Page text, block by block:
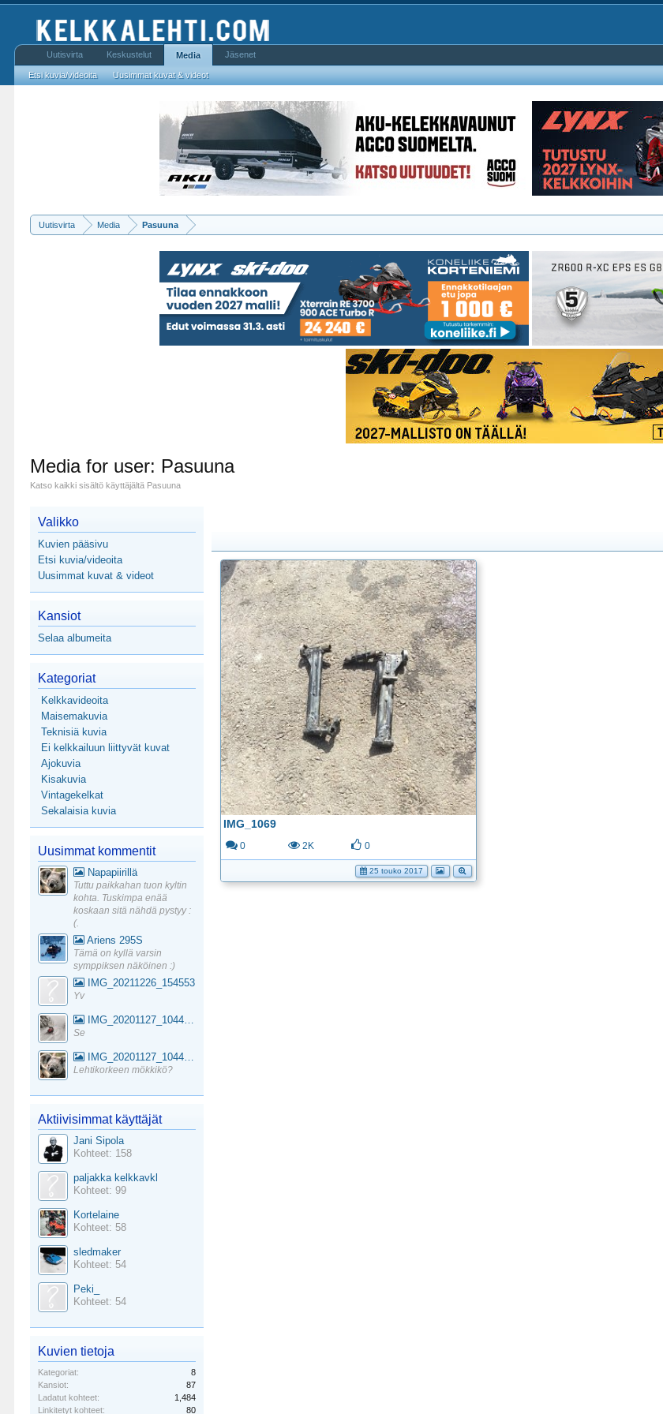
Uutisvirta Media Pasuuna
Media for user: Pasuuna
Katso kaikki sisältö käyttäjältä Pasuuna
IMG_1069
0 2K 0
25 touko 2017
Valikko
Kuvien pääsivu
Etsi kuvia/videoita
Uusimmat kuvat & videot
Kansiot
Selaa albumeita
Kategoriat
Kelkkavideoita
Maisemakuvia
Teknisiä kuvia
Ei kelkkailuun liittyvät kuvat
Ajokuvia
Kisakuvia
Vintagekelkat
Sekalaisia kuvia
Uusimmat kommentit
Napapiirillä
Tuttu paikkahan tuon kyltin
kohta. Tuskimpa enää
koskaan sitä nähdä pystyy :
(.
Ariens 295S
Tämä on kyllä varsin
symppiksen näköinen :)
IMG_20211226_154553
Yv
IMG_20201127_104441_1
Se
IMG_20201127_104441_1
Lehtikorkeen mökkikö?
Aktiivisimmat käyttäjät
Jani Sipola
Kohteet: 158
paljakka kelkkavkl
Kohteet: 99
Kortelaine
Kohteet: 58
sledmaker
Kohteet: 54
Peki_
Kohteet: 54
Kuvien tietoja
Kategoriat:
8
Kansiot:
87
Ladatut kohteet:
1,484
Linkitetyt kohteet:
80
Uutisvirta Keskustelut Media
Etsi kuvia/videoita Uusimmat kuvat & videot
Jäsenet